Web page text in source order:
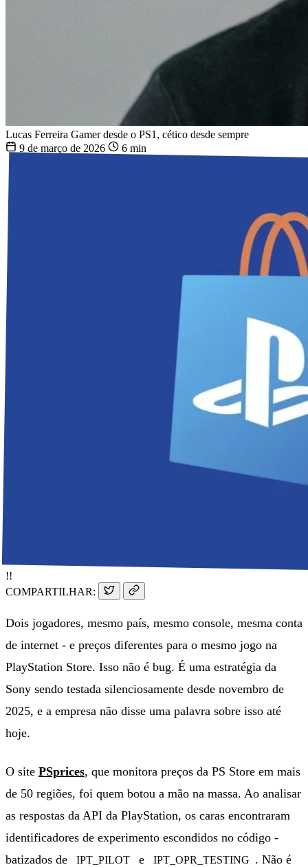
Lucas Ferreira Gamer desde o PS1, cético desde sempre
9 de março de 2026
6 min
!!
COMPARTILHAR:
Dois jogadores, mesmo país, mesmo console, mesma conta
de internet - e preços diferentes para o mesmo jogo na
PlayStation Store. Isso não é bug. É uma estratégia da
Sony sendo testada silenciosamente desde novembro de
2025, e a empresa não disse uma palavra sobre isso até
hoje.
O site PSprices, que monitora preços da PS Store em mais
de 50 regiões, foi quem botou a mão na massa. Ao analisar
as respostas da API da PlayStation, os caras encontraram
identificadores de experimento escondidos no código -
batizados de
IPT_PILOT e IPT_OPR_TESTING . Não é